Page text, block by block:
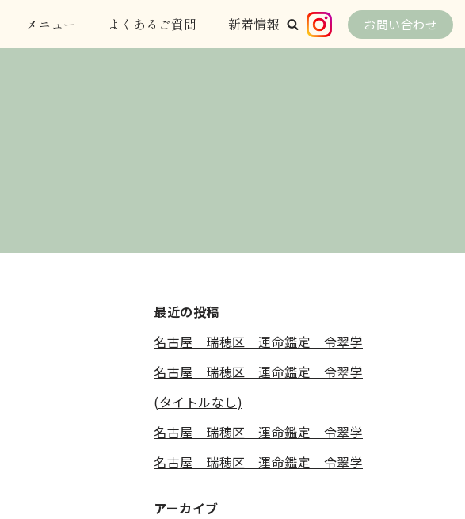
メニュー よくあるご質問 新着情報 お問い合わせ
最近の投稿
名古屋 瑞穂区 運命鑑定 令翠学
名古屋 瑞穂区 運命鑑定 令翠学
(タイトルなし)
名古屋 瑞穂区 運命鑑定 令翠学
名古屋 瑞穂区 運命鑑定 令翠学
アーカイブ